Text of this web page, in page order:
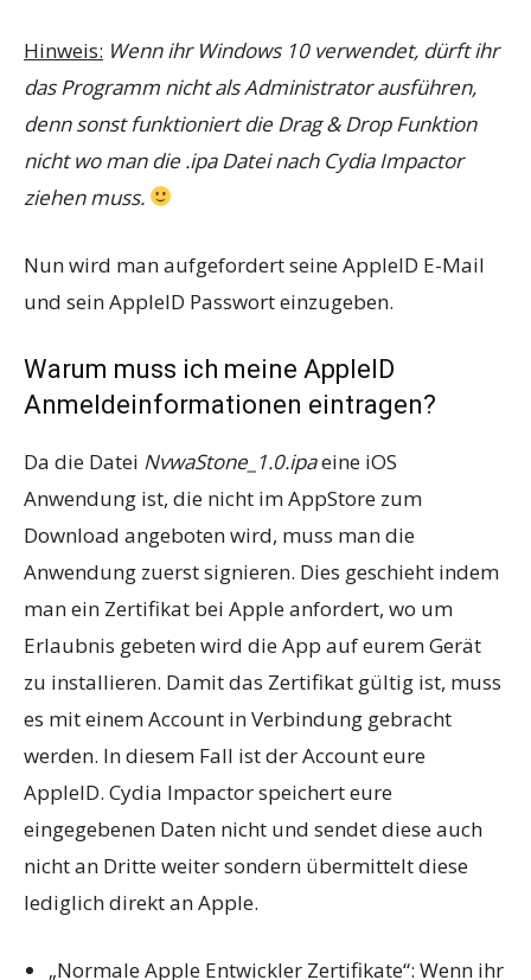
Hinweis: Wenn ihr Windows 10 verwendet, dürft ihr
das Programm nicht als Administrator ausführen,
denn sonst funktioniert die Drag & Drop Funktion
nicht wo man die .ipa Datei nach Cydia Impactor
ziehen muss.
Nun wird man aufgefordert seine AppleID E-Mail
und sein AppleID Passwort einzugeben.
Warum muss ich meine AppleID
Anmeldeinformationen eintragen?
Da die Datei NvwaStone_1.0.ipaeine iOS
Anwendung ist, die nicht im AppStore zum
Download angeboten wird, muss man die
Anwendung zuerst signieren. Dies geschieht indem
man ein Zertifikat bei Apple anfordert, wo um
Erlaubnis gebeten wird die App auf eurem Gerät
zu installieren. Damit das Zertifikat gültig ist, muss
es mit einem Account in Verbindung gebracht
werden. In diesem Fall ist der Account eure
AppleID. Cydia Impactor speichert eure
eingegebenen Daten nicht und sendet diese auch
nicht an Dritte weiter sondern übermittelt diese
lediglich direkt an Apple.
„Normale Apple Entwickler Zertifikate“: Wenn ihr